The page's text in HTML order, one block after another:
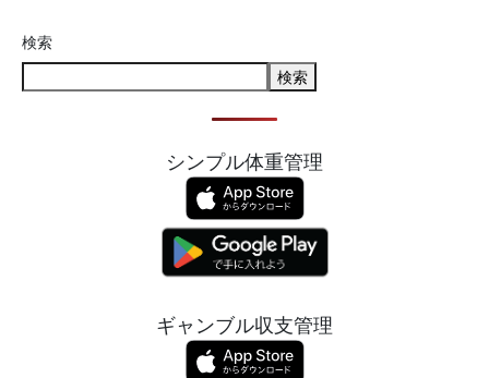
検索
検索
シンプル体重管理
ギャンブル収支管理